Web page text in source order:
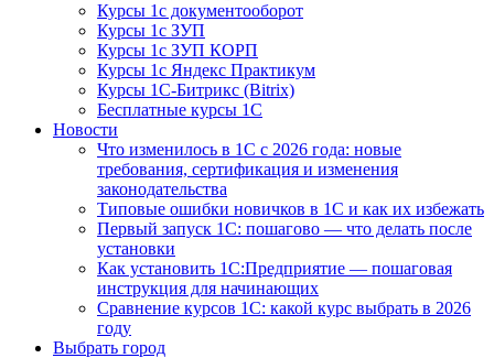
Курсы 1с документооборот
Курсы 1с ЗУП
Курсы 1с ЗУП КОРП
Курсы 1с Яндекс Практикум
Курсы 1С-Битрикс (Bitrix)
Бесплатные курсы 1С
Новости
Что изменилось в 1С с 2026 года: новые
требования, сертификация и изменения
законодательства
Типовые ошибки новичков в 1С и как их избежать
Первый запуск 1С: пошагово — что делать после
установки
Как установить 1С:Предприятие — пошаговая
инструкция для начинающих
Сравнение курсов 1С: какой курс выбрать в 2026
году
Выбрать город